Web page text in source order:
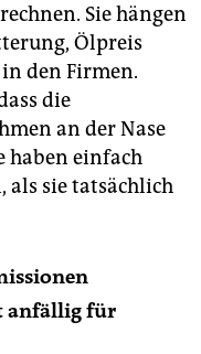
Sie hängen
Ölpreis
den Firmen.
die
an der Nase
haben einfach
als sie tatsächlich
anfällig für